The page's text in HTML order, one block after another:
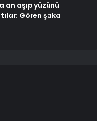
anlaşıp yüzünü
Gören şaka